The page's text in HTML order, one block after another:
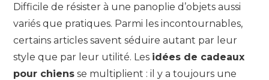
Difficile de résister à une panoplie d’objets aussi
variés que pratiques. Parmi les incontournables,
certains articles savent séduire autant par leur
style que par leur utilité. Les idées de cadeaux
pour chiens se multiplient : il y a toujours une